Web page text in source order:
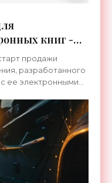
книг -
продажи
разработанного
ее электронными